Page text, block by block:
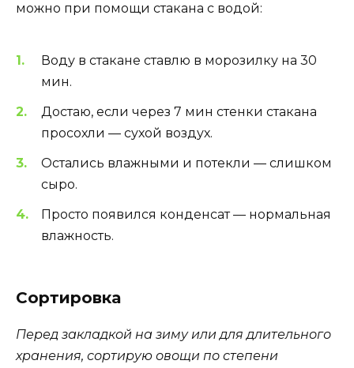
можно при помощи стакана с водой:
Воду в стакане ставлю в морозилку на 30
мин.
Достаю, если через 7 мин стенки стакана
просохли — сухой воздух.
Остались влажными и потекли — слишком
сыро.
Просто появился конденсат — нормальная
влажность.
Сортировка
Перед закладкой на зиму или для длительного
хранения, сортирую овощи по степени